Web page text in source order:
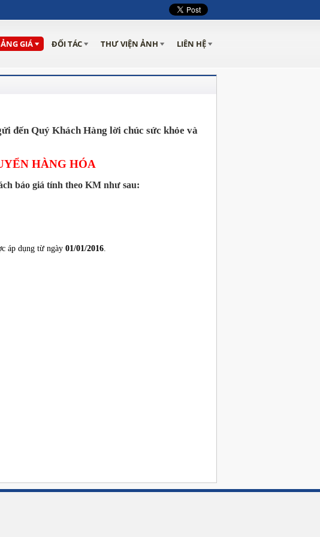
LIÊN HỆ
THƯ VIỆN ẢNH
ĐỐI TÁC
GIÁ
đến Quý Khách Hàng lời chúc sức khỏe và
HÀNG HÓA
báo giá tính theo KM như sau:
áp dụng từ ngày 01/01/2016.